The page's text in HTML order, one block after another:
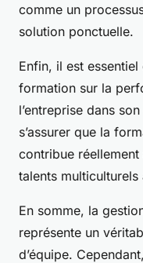
comme un
solution ponctuelle.
Enfin, il est
formation sur la
l’entreprise dans
s’assurer que la
contribue
talents multiculturels
En somme, la
représente un
d’équipe.